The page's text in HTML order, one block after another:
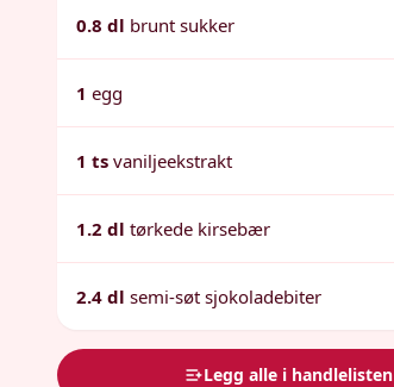
0.8 dl brunt sukker
1 egg
1 ts vaniljeekstrakt
1.2 dl tørkede kirsebær
2.4 dl semi-søt sjokoladebiter
Legg alle i handlelisten